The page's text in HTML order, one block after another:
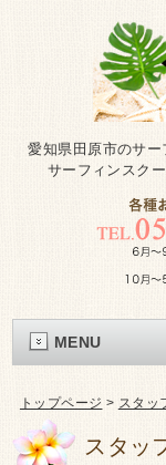
愛知県田原市のサ
サーフィンスク
MENU
トップページ > スタッ
スタッ